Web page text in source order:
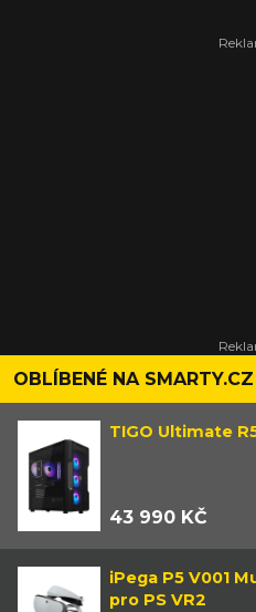
OBLÍBENÉ NA SMARTY.CZ
TIGO Ultimate
43 990 KČ
iPega P5 V001
pro PS VR2